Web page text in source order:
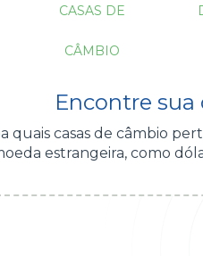
CASAS DE
CÂMBIO
Encontre sua
quais casas de câmbio
estrangeira, como